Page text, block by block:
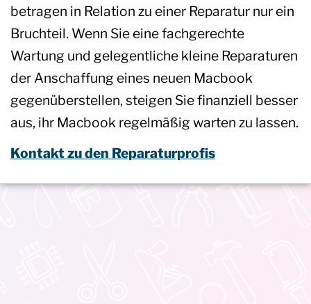
betragen in Relation zu einer Reparatur nur ein
Bruchteil. Wenn Sie eine fachgerechte
Wartung und gelegentliche kleine Reparaturen
der Anschaffung eines neuen Macbook
gegenüberstellen, steigen Sie finanziell besser
aus, ihr Macbook regelmäßig warten zu lassen.
Kontakt zu den Reparaturprofis